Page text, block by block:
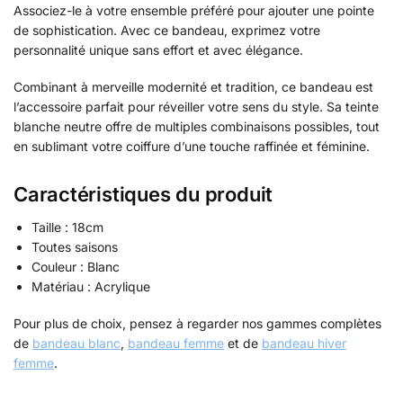
Associez-le à votre ensemble préféré pour ajouter une pointe
de sophistication. Avec ce bandeau, exprimez votre
personnalité unique sans effort et avec élégance.
Combinant à merveille modernité et tradition, ce bandeau est
l’accessoire parfait pour réveiller votre sens du style. Sa teinte
blanche neutre offre de multiples combinaisons possibles, tout
en sublimant votre coiffure d’une touche raffinée et féminine.
Caractéristiques du produit
Taille : 18cm
Toutes saisons
Couleur : Blanc
Matériau : Acrylique
Pour plus de choix, pensez à regarder nos gammes complètes
de bandeau blanc, bandeau femme et de bandeau hiver
femme.